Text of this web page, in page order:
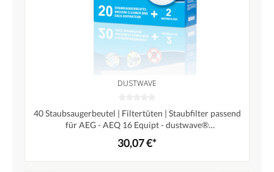
DUSTWAVE
40 Staubsaugerbeutel | Filtertüten | Staubfilter passend
für AEG - AEQ 16 Equipt - dustwave®
Markenstaubbeutel / Made in Germany + inkl. 4
Microfilter (Superpack)
30,07 €*